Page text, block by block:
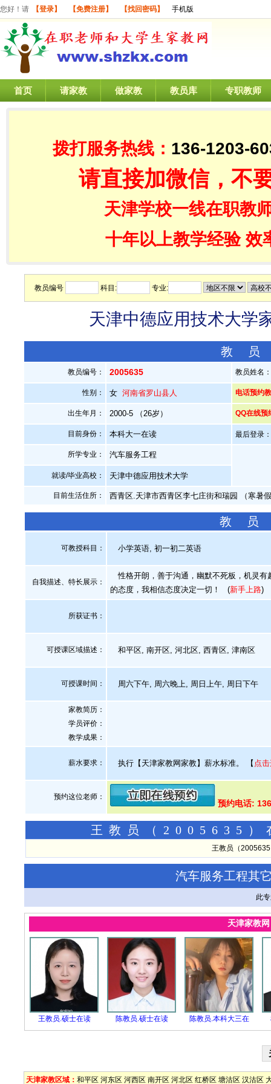
您好！请 【登录】 【免费注册】 【找回密码】 手机版
首页 请家教 做家教 教员库 专职教师
拨打服务热线： 136-1203-
请直接加微信，不
天津学校一线在职教
十年以上教学经验 效
教员编号 科目: 专业:
天津中德应用技术大学
教
教员编号： 2005635 教员姓名
性别： 女 河南省罗山县人 电话预约
出生年月： 2000-5 （26岁） QQ在线预
目前身份： 本科大一在读 最后登录
所学专业： 汽车服务工程
就读/毕业高校： 天津中德应用技术大学
目前生活住所： 西青区.天津市西青区李七庄街和瑞园 （寒暑
教 员
可教授科目： 小学英语, 初一初二英语
自我描述、特长展示 ：
性格开朗，善于沟通，幽默不死板，机灵有
的态度，我相信态度决定一切！
(新手上路)
所获证书 ：
可授课区域描述： 和平区, 南开区, 河北区, 西青区, 津南区
可授课时间： 周六下午, 周六晚上, 周日上午, 周日下午
家教简历：
学员评价：
教学成果：
薪水要求： 执行【天津家教网家教】薪水标准。 【 点
预约这位老师：
预约电话:
王教员（2005635）
王教员（
汽车服务工程其
此
天津家教
王教员.硕士在读 陈教员.硕士在读 陈教员.本科大三在
天津家教区域： 和平区 河东区 河西区 南开区 河北区 红桥区 塘沽区 汉沽区